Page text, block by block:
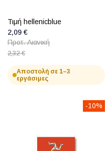
Τιμή hellenicblue
2,09 €
Προτ. Λιανική
2,32 €
Αποστολή σε 1–3
εργάσιμες
-10%